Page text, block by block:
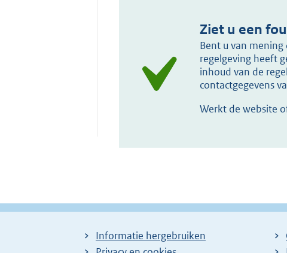
Ziet u een
Bent u van
regelgeving heeft
inhoud van de
contactgegevens
Werkt de website
Informatie hergebruiken